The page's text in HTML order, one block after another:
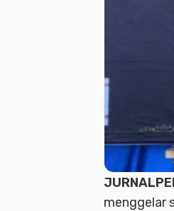
menggelar